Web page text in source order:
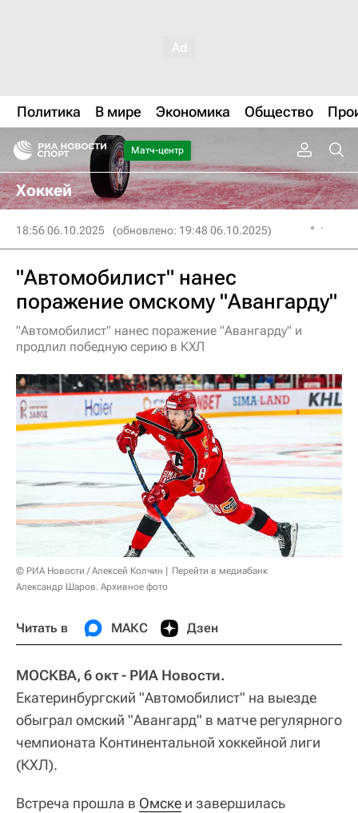
Политика В мире Экономика Общество
Матч-центр
Хоккей
18:56 06.10.2025 (обновлено: 19:48 06.10.2025)
"Автомобилист" нанес
поражение омскому "Авангарду"
"Автомобилист" нанес поражение "Авангарду" и
продлил победную серию в КХЛ
© РИА Новости / Алексей Колчин
Перейти в медиабанк
Александр Шаров. Архивное фото
Читать в МАКС Дзен
МОСКВА, 6 окт - РИА Новости.
Екатеринбургский "Автомобилист" на выезде
обыграл омский "Авангард" в матче регулярного
чемпионата Континентальной хоккейной лиги
(КХЛ).
Встреча прошла в Омске и завершилась